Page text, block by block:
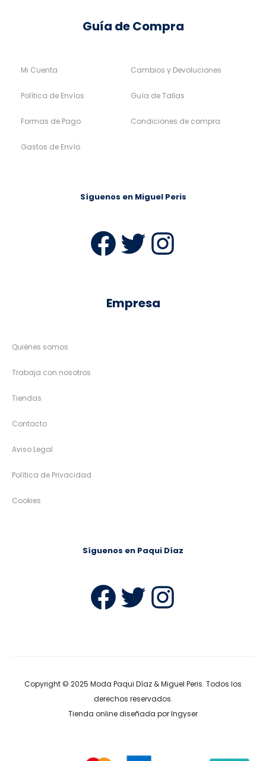
Guía de Compra
Mi Cuenta
Política de Envíos
Formas de Pago
Gastos de Envío
Cambios y Devoluciones
Guía de Tallas
Condiciones de compra
Síguenos en Miguel Peris
Facebook
Twitter
Empresa
Quiénes somos
Trabaja con nosotros
Tiendas
Contacto
Aviso Legal
Política de Privacidad
Cookies
Síguenos en Paqui Díaz
Facebook
Twitter
Copyright © 2025 Moda Paqui Díaz & Miguel Peris. Todos los
derechos reservados.
Tienda online diseñada por Ingyser